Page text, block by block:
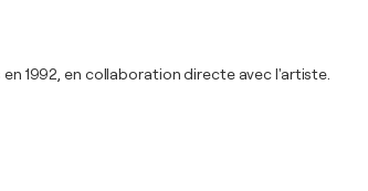
1992, en collaboration directe avec l'artiste.